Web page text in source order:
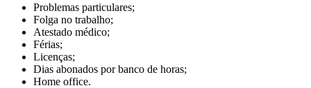
Problemas particulares;
Folga no trabalho;
Atestado médico;
Férias;
Licenças;
Dias abonados por banco de horas;
Home office.